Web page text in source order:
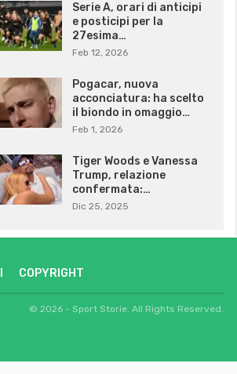
Serie A, orari di anticipi
e posticipi per la
27esima…
Feb 12, 2026
Pogacar, nuova
acconciatura: ha scelto
il biondo in omaggio…
Feb 1, 2026
Tiger Woods e Vanessa
Trump, relazione
confermata:…
Dic 25, 2025
COPYRIGHT
© 2026 - Sport Storie. All Rights Reserved.